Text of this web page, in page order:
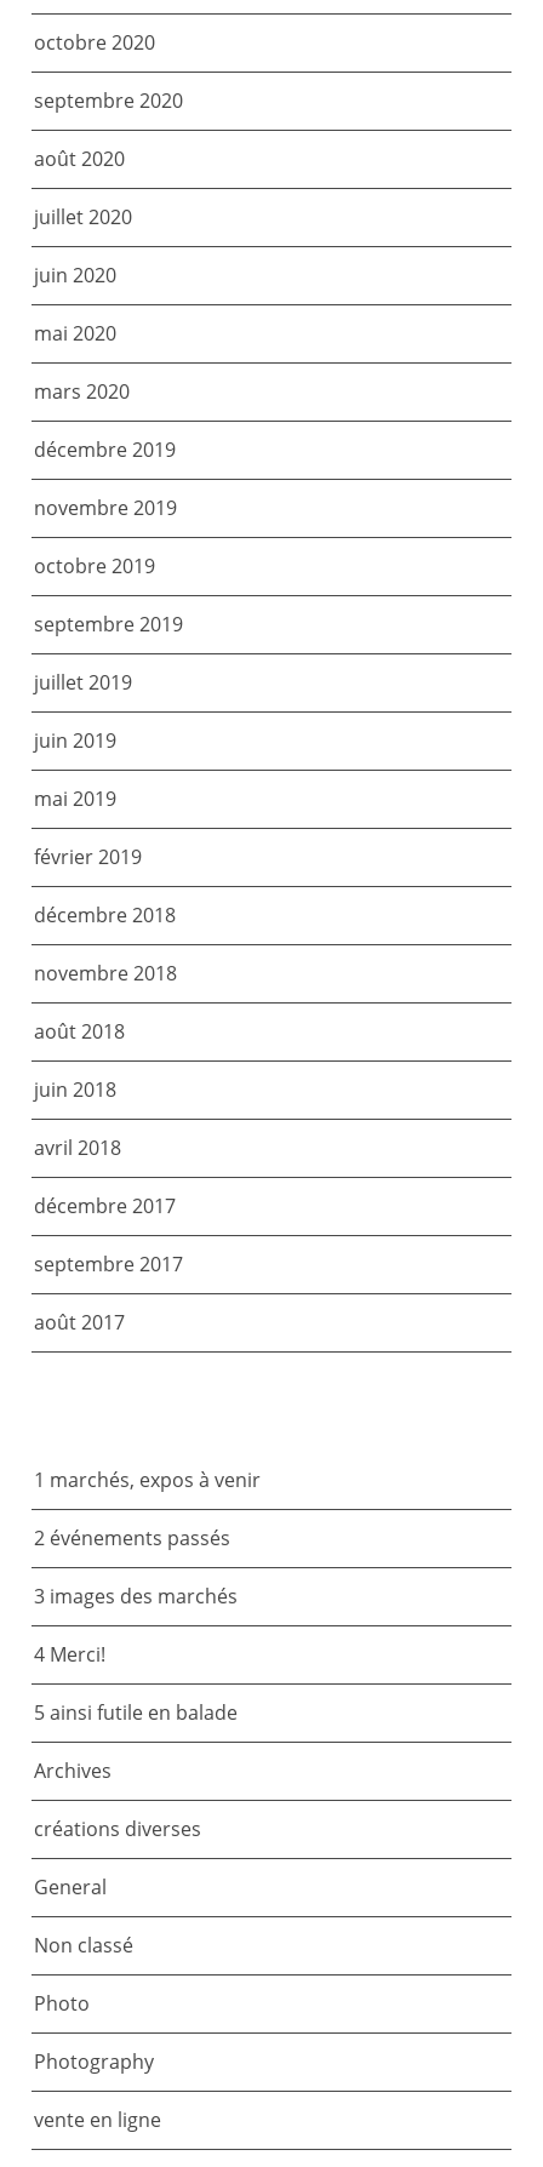
octobre 2020
septembre 2020
août 2020
juillet 2020
juin 2020
mai 2020
mars 2020
décembre 2019
novembre 2019
octobre 2019
septembre 2019
juillet 2019
juin 2019
mai 2019
février 2019
décembre 2018
novembre 2018
août 2018
juin 2018
avril 2018
décembre 2017
septembre 2017
août 2017
1 marchés, expos à venir
2 événements passés
3 images des marchés
4 Merci!
5 ainsi futile en balade
Archives
créations diverses
General
Non classé
Photo
Photography
vente en ligne